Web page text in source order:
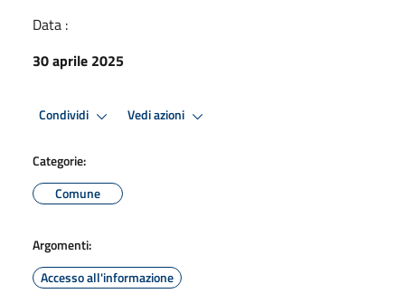
Data :
30 aprile 2025
Condividi Vedi azioni
Categorie:
Comune
Argomenti:
Accesso all'informazione